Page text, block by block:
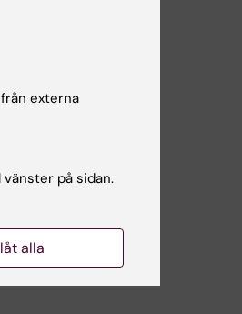
externa
på sidan.
alla